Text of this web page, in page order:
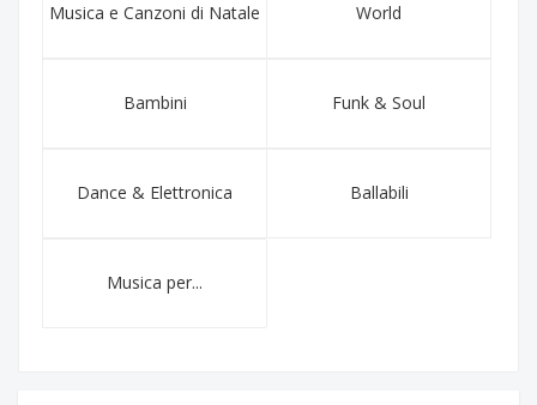
Musica e Canzoni di Natale World
Bambini Funk & Soul
Dance & Elettronica Ballabili
Musica per...